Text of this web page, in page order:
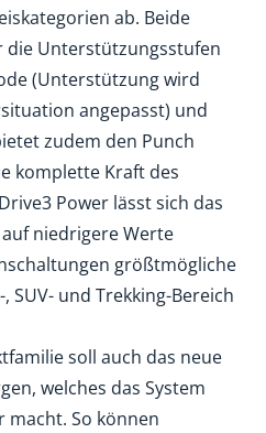
ab. Beide
die Unterstützungsstufen
(Unterstützung wird
angepasst) und
zudem den Punch
komplette Kraft des
Power lässt sich das
niedrigere Werte
größtmögliche
SUV- und Trekking-Bereich
soll auch das neue
welches das System
So können